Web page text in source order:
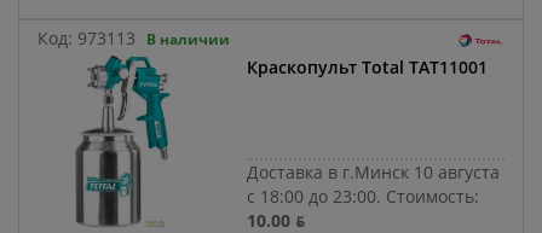
Код: 973113 В наличии
Краскопульт Total TAT11001
Доставка в г.Минск 10 августа
с 18:00 до 23:00. Стоимость:
10.00 ƃ